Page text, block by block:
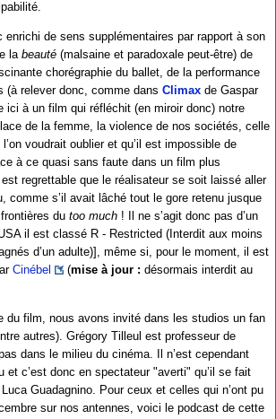
enrichi de sens supplémentaires par rapport à son
la beauté (malsaine et paradoxale peut-être) de
chorégraphie du ballet, de la performance
(à relever donc, comme dans Climax de Gaspar
ici à un film qui réfléchit (en miroir donc) notre
de la femme, la violence de nos sociétés, celle
voudrait oublier et qu’il est impossible de
à ce quasi sans faute dans un film plus
regrettable que le réalisateur se soit laissé aller
comme s’il avait lâché tout le gore retenu jusque
du too much ! Il ne s’agit donc pas d’un
il est classé R - Restricted (Interdit aux moins
d’un adulte)], même si, pour le moment, il est
Cinébel (mise à jour : désormais interdit au
du film, nous avons invité dans les studios un fan
autres). Grégory Tilleul est professeur de
dans le milieu du cinéma. Il n’est cependant
et c’est donc en spectateur "averti" qu’il se fait
Guadagnino. Pour ceux et celles qui n’ont pu
sur nos antennes, voici le podcast de cette